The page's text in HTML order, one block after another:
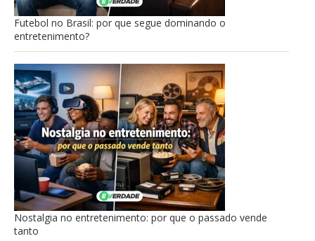
Futebol no Brasil: por que segue dominando o
entretenimento?
Nostalgia no entretenimento: por que o passado vende
tanto